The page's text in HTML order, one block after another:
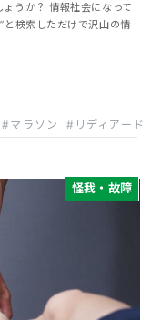
ょうか？ 情報社会になって
と検索しただけで沢山の情
マラソン リディアード
怪我・故障